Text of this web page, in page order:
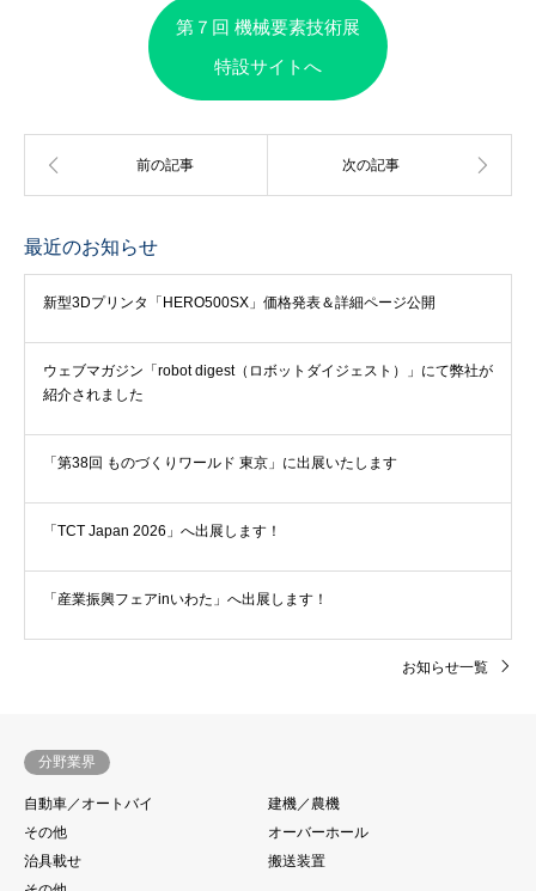
第７回 機械要素技術展
特設サイトへ
最近のお知らせ
新型3Dプリンタ「HERO500SX」価格発表＆詳細ページ公開
ウェブマガジン「robot digest（ロボットダイジェスト）」にて弊社が
紹介されました
「第38回 ものづくりワールド 東京」に出展いたします
「TCT Japan 2026」へ出展します！
「産業振興フェアinいわた」へ出展します！
お知らせ一覧
分野業界
自動車／オートバイ
建機／農機
その他
オーバーホール
治具載せ
搬送装置